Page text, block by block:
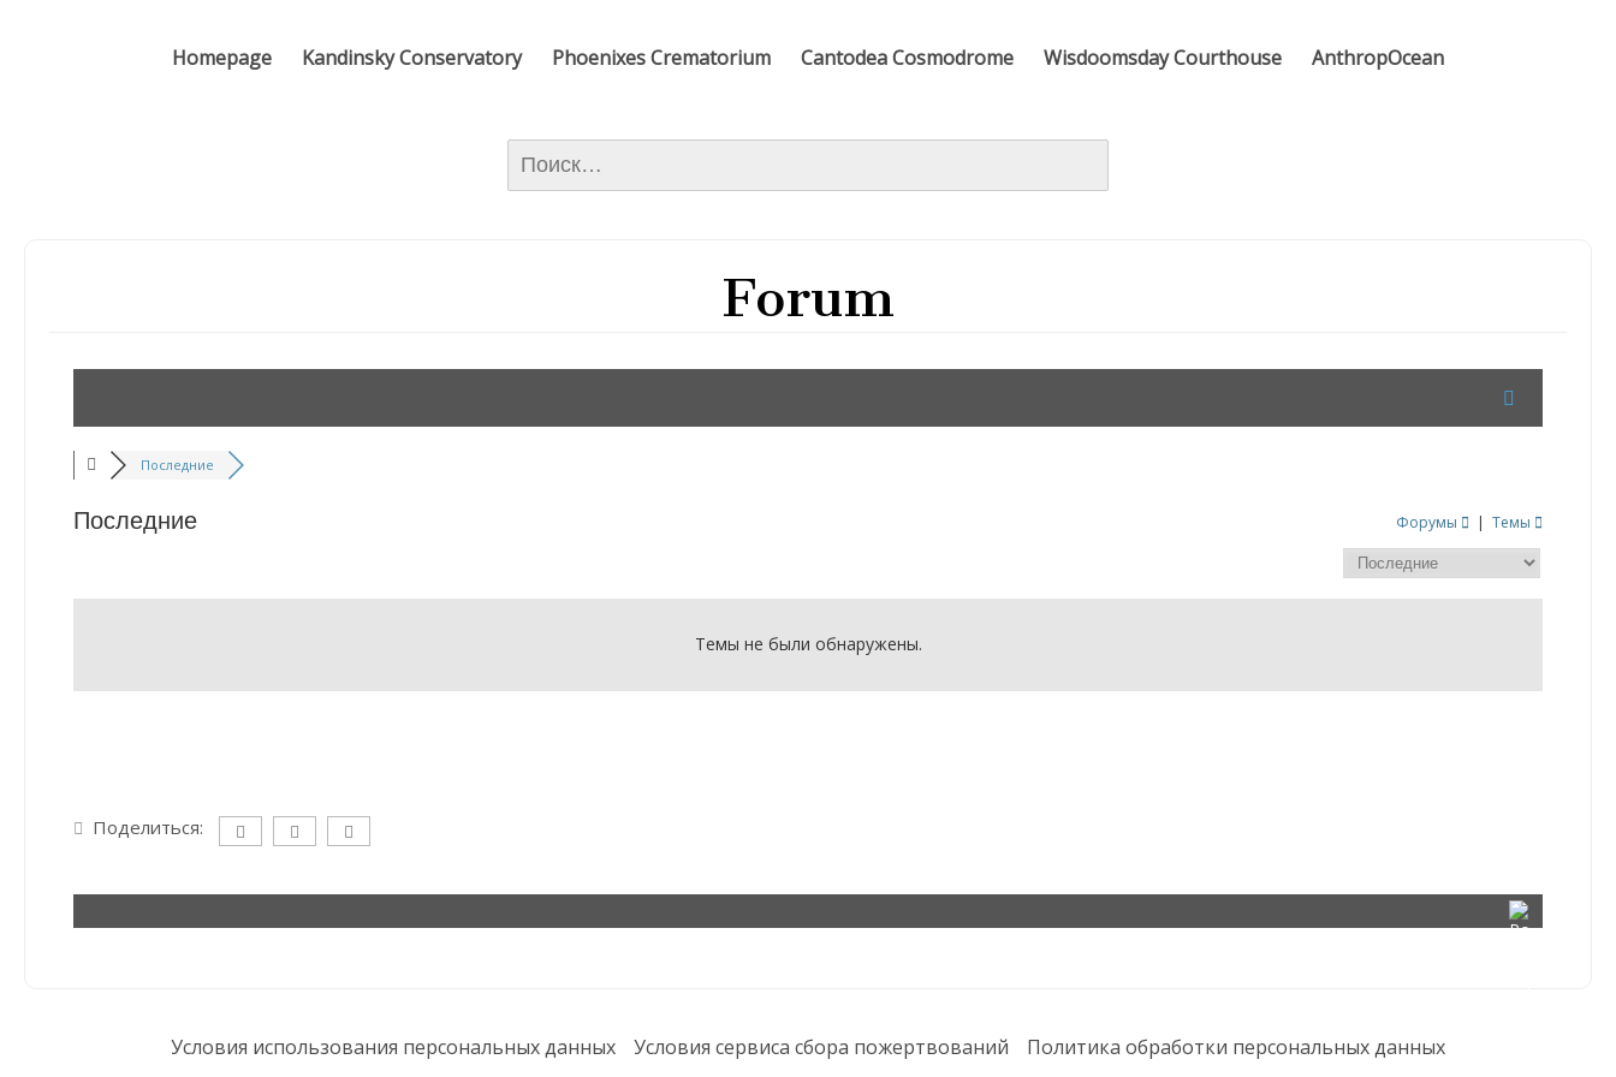
Homepage Kandinsky Conservatory Phoenixes Crematorium Cantodea Cosmodrome Wisdoomsday Courthouse AnthropOcean
Найти:
Forum
Последние
Последние Форумы | Темы
Темы не были обнаружены.
Поделиться:
Условия использования персональных данных Условия сервиса сбора пожертвований Политика обработки персональных данных